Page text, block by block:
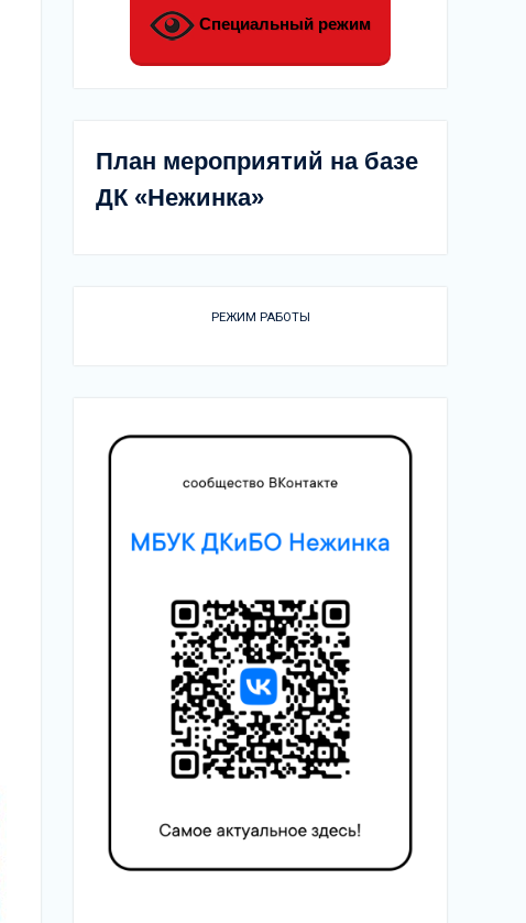
Специальный режим
План мероприятий на базе
ДК «Нежинка»
РЕЖИМ РАБОТЫ